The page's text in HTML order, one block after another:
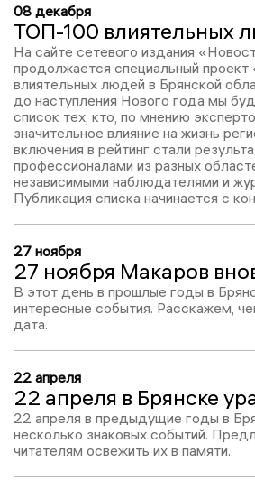
08 декабря
На сайте сетевого издания
продолжается специальный
влиятельных людей в Брянской
до наступления Нового года мы
список тех, кто, по мнению
значительное влияние на жизнь
включения в рейтинг стали
профессионалами из разных
независимыми наблюдателями и
Публикация списка начинается с
27 ноября
В этот день в прошлые годы в
интересные события. Расскажем,
дата.
22 апреля
22 апреля в предыдущие годы в
несколько знаковых событий.
читателям освежить их в памяти.